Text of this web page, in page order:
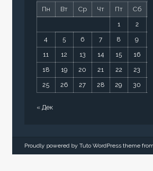
Пн Вт Ср Чт Пт Сб
1 2
4 5 6 7 8 9
11 12 13 14 15 16
18 19 20 21 22 23
25 26 27 28 29 30
« Дек
Proudly powered by Tuto WordPress theme from